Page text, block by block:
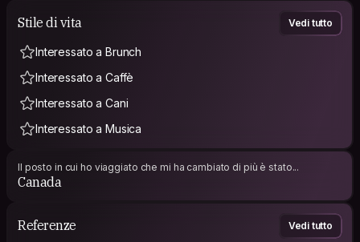
Stile di vita Vedi tutto
Interessato a Brunch
Interessato a Caffè
Interessato a Cani
Interessato a Musica
Il posto in cui ho viaggiato che mi ha cambiato di più è stato...
Canada
Referenze Vedi tutto